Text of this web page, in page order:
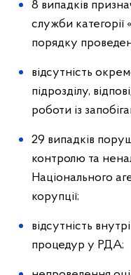
8 випадків
служби категорії
порядку
відсутність
підрозділу,
роботи із
29 випадків
контролю та
Національного
корупції;
відсутність
процедур у РДА;